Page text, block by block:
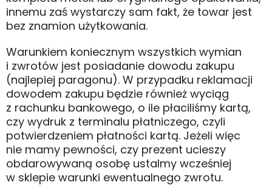
innemu zaś wystarczy sam fakt, że towar jest
bez znamion użytkowania.
Warunkiem koniecznym wszystkich wymian
i zwrotów jest posiadanie dowodu zakupu
(najlepiej paragonu). W przypadku reklamacji
dowodem zakupu będzie również wyciąg
z rachunku bankowego, o ile płaciliśmy kartą,
czy wydruk z terminalu płatniczego, czyli
potwierdzeniem płatności kartą. Jeżeli więc
nie mamy pewności, czy prezent ucieszy
obdarowywaną osobę ustalmy wcześniej
w sklepie warunki ewentualnego zwrotu.